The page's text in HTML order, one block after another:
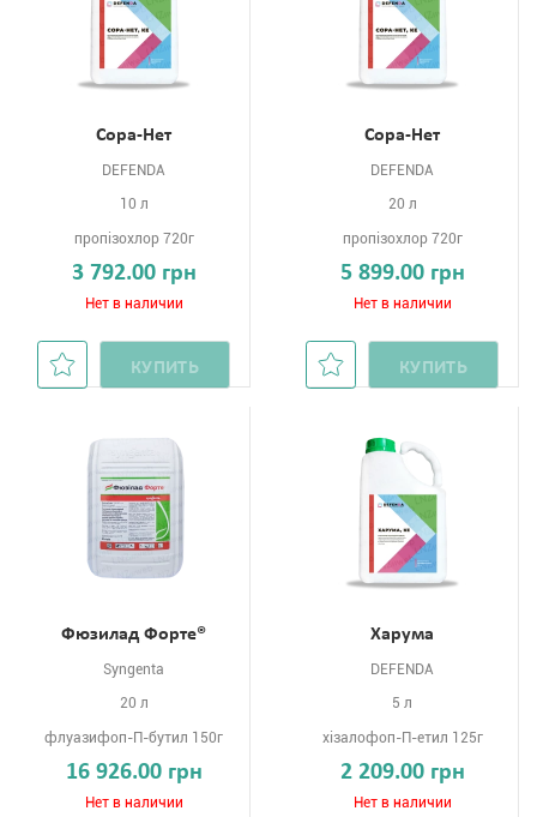
Сора-Нет
DEFENDA
10 л
пропізохлор 720г
3 792.00 грн
Нет в наличии
КУПИТЬ
Сора-Нет
DEFENDA
20 л
пропізохлор 720г
5 899.00 грн
Нет в наличии
КУПИТЬ
Фюзилад Форте®
Syngenta
20 л
флуазифоп-П-бутил 150г
16 926.00 грн
Нет в наличии
Харума
DEFENDA
5 л
хізалофоп-П-етил 125г
2 209.00 грн
Нет в наличии